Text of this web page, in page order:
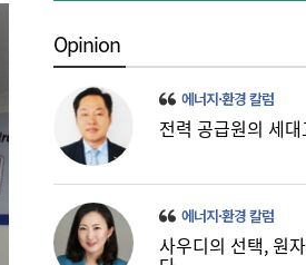
Opinion
에너지·환경 칼럼
전력 공급원의 세대
에너지·환경 칼럼
사우디의 선택, 원